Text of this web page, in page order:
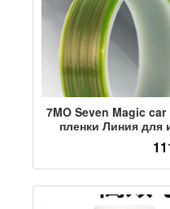
7MO Seven Magic
пленки Линия для
Линия для
Бесшовная